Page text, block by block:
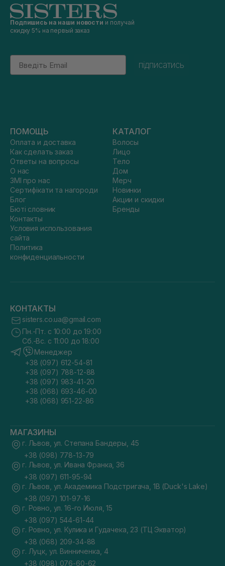
Подпишись на наши новости и получай
скидку 5% на первый заказ
Email
підписатись
ПОМОЩЬ
Оплата и доставка
Как сделать заказ
Ответы на вопросы
О нас
ЗМІ про нас
Сертифікати та нагороди
Блог
Бюті словник
Контакты
Условия использования
сайта
Политика
конфиденциальности
КАТАЛОГ
Волосы
Лицо
Тело
Дом
Мерч
Новинки
Акции и скидки
Бренды
КОНТАКТЫ
sisters.co.ua@gmail.com
Пн.-Пт. с 10:00 до 19:00
Сб.-Вс. с 11:00 до 18:00
Менеджер
+38 (097) 612-54-81
+38 (097) 788-12-88
+38 (097) 983-41-20
+38 (068) 693-46-00
+38 (068) 951-22-86
МАГАЗИНЫ
г. Львов, ул. Степана Бандеры, 45
+38 (098) 778-13-79
г. Львов, ул. Ивана Франка, 36
+38 (097) 611-95-94
г. Львов, ул. Академика Подстригача, 1В (Duck's Lake)
+38 (097) 101-97-16
г. Ровно, ул. 16-го Июля, 15
+38 (097) 544-61-44
г. Ровно, ул. Кулика и Гудачека, 23 (ТЦ Экватор)
+38 (068) 209-34-88
г. Луцк, ул. Винниченка, 4
+38 (098) 076-60-62